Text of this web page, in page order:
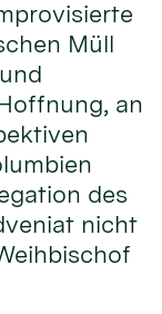
Müll
an
des
nicht